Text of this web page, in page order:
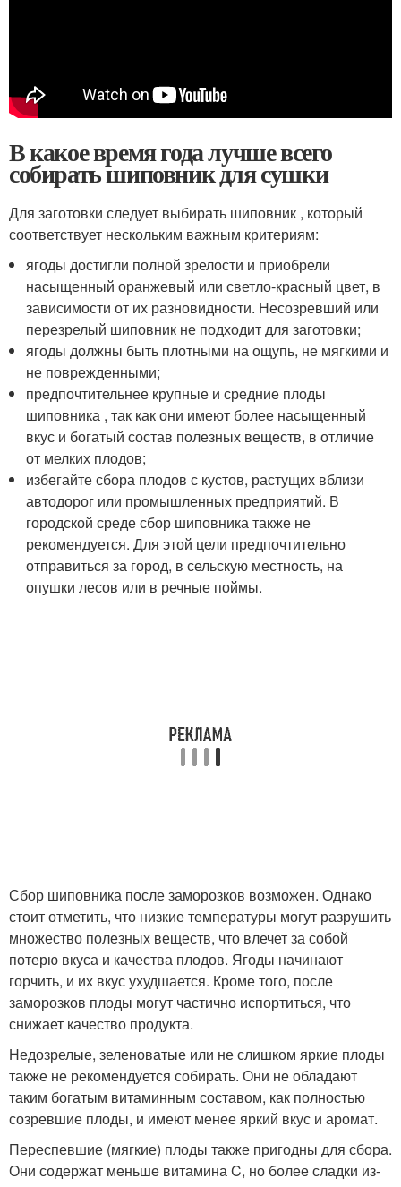
В какое время года лучше всего
собирать шиповник для сушки
Для заготовки следует выбирать шиповник , который
соответствует нескольким важным критериям:
ягоды достигли полной зрелости и приобрели
насыщенный оранжевый или светло-красный цвет, в
зависимости от их разновидности. Несозревший или
перезрелый шиповник не подходит для заготовки;
ягоды должны быть плотными на ощупь, не мягкими и
не поврежденными;
предпочтительнее крупные и средние плоды
шиповника , так как они имеют более насыщенный
вкус и богатый состав полезных веществ, в отличие
от мелких плодов;
избегайте сбора плодов с кустов, растущих вблизи
автодорог или промышленных предприятий. В
городской среде сбор шиповника также не
рекомендуется. Для этой цели предпочтительно
отправиться за город, в сельскую местность, на
опушки лесов или в речные поймы.
Сбор шиповника после заморозков возможен. Однако
стоит отметить, что низкие температуры могут разрушить
множество полезных веществ, что влечет за собой
потерю вкуса и качества плодов. Ягоды начинают
горчить, и их вкус ухудшается. Кроме того, после
заморозков плоды могут частично испортиться, что
снижает качество продукта.
Недозрелые, зеленоватые или не слишком яркие плоды
также не рекомендуется собирать. Они не обладают
таким богатым витаминным составом, как полностью
созревшие плоды, и имеют менее яркий вкус и аромат.
Переспевшие (мягкие) плоды также пригодны для сбора.
Они содержат меньше витамина C, но более сладки из-